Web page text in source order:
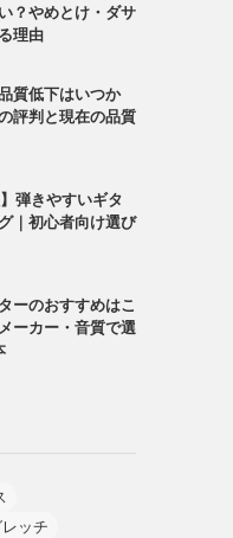
？やめとけ・ダサ
理由
質低下はいつか
評判と現在の品質
】弾きやすいギタ
｜初心者向け選び
ーのおすすめはこ
ーカー・音質で選
ッチ